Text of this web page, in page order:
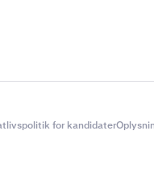
for kandidater